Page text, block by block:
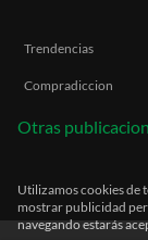
Trendencias
Compradiccion
Otras
Utilizamos cookies de
mostrar publicidad
navegando estarás